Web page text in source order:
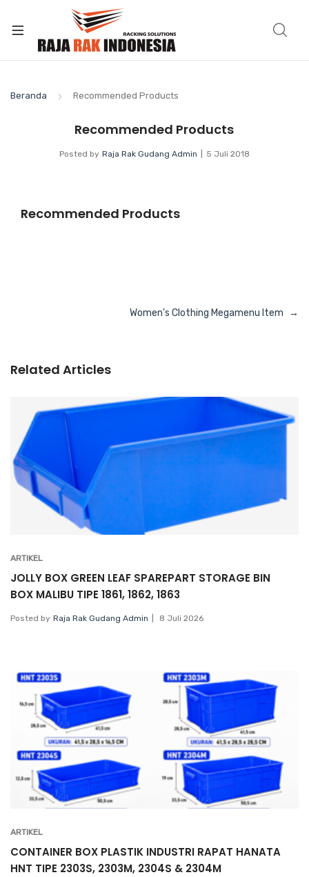
Beranda Recommended Products
Recommended Products
Posted by Raja Rak Gudang Admin 5 Juli 2018
Recommended Products
Women’s Clothing Megamenu Item
Related Articles
ARTIKEL
JOLLY BOX GREEN LEAF SPAREPART STORAGE BIN
BOX MALIBU TIPE 1861, 1862, 1863
Posted by Raja Rak Gudang Admin 8 Juli 2026
ARTIKEL
CONTAINER BOX PLASTIK INDUSTRI RAPAT HANATA
HNT TIPE 2303S, 2303M, 2304S & 2304M